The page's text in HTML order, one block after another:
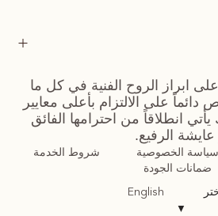
ابراز الروح الفنية في كل ما
على الالتزام بأعلى معايير
انطلاقاً من احترامها الفائق
الرفيع.
سياسة الخصوصية
شروط الخدمة
ضمانات الجودة
▼
English